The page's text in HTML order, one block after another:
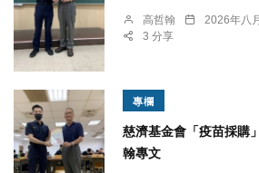
高哲翰 2026年八
3 分享
專欄
慈濟基金會「疫苗採購
翰專文